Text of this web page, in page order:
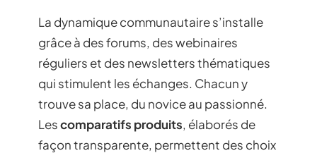
La dynamique communautaire s’installe
grâce à des forums, des webinaires
réguliers et des newsletters thématiques
qui stimulent les échanges. Chacun y
trouve sa place, du novice au passionné.
Lescomparatifs produits, élaborés de
façon transparente, permettent des choix